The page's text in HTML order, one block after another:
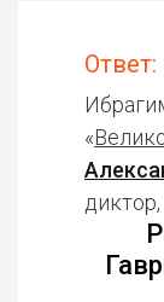
Ответ:
«